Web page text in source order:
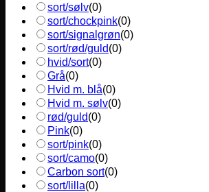
sort/sølv(0)
sort/chockpink(0)
sort/signalgrøn(0)
sort/rød/guld(0)
hvid/sort(0)
Grå(0)
Hvid m. blå(0)
Hvid m. sølv(0)
rød/guld(0)
Pink(0)
sort/pink(0)
sort/camo(0)
Carbon sort(0)
sort/lilla(0)